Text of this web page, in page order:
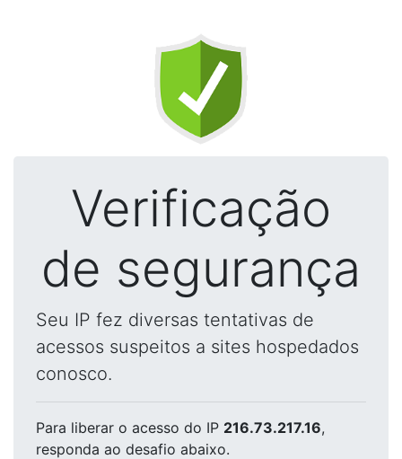
Verificação
de segurança
Seu IP fez diversas tentativas de
acessos suspeitos a sites hospedados
conosco.
Para liberar o acesso do IP 216.73.217.16,
responda ao desafio abaixo.